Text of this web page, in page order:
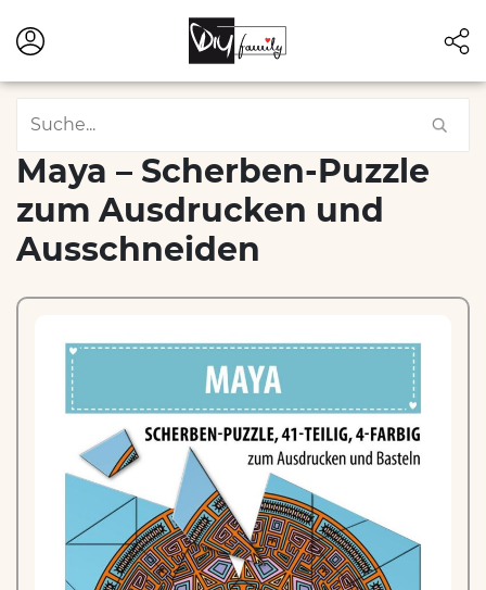
Maya – Scherben-Puzzle
zum Ausdrucken und
Ausschneiden